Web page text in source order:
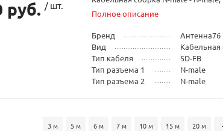
руб. / шт.
Полное описание
Бренд
Антенна76
Вид
Кабельная
Тип кабеля
5D-FB
Тип разъема 1
N-male
Тип разъема 2
N-male
3 м 5 м 6 м 7 м 10 м 15 м 20 м -